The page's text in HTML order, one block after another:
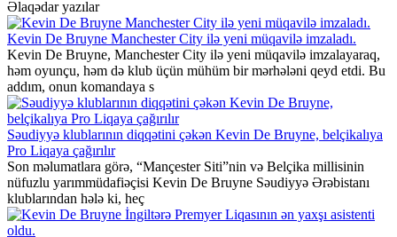
Əlaqədar yazılar
Kevin De Bruyne Manchester City ilə yeni müqavilə imzaladı.
Kevin De Bruyne, Manchester City ilə yeni müqavilə imzalayaraq,
həm oyunçu, həm də klub üçün mühüm bir mərhələni qeyd etdi. Bu
addım, onun komandaya s
Səudiyyə klublarının diqqətini çəkən Kevin De Bruyne, belçikalıya
Pro Liqaya çağırılır
Son məlumatlara görə, “Mançester Siti”nin və Belçika millisinin
nüfuzlu yarımmüdafiəçisi Kevin De Bruyne Səudiyyə Ərəbistanı
klublarından hələ ki, heç